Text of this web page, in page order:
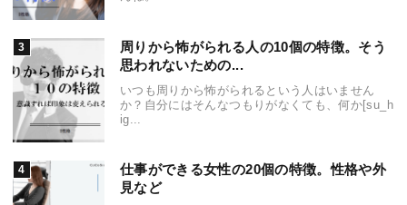
周りから怖がられる人の10個の特徴。そう
思われないための...
いつも周りから怖がられるという人はいません
か？自分にはそんなつもりがなくても、何か[su_h
ig...
仕事ができる女性の20個の特徴。性格や外
見など